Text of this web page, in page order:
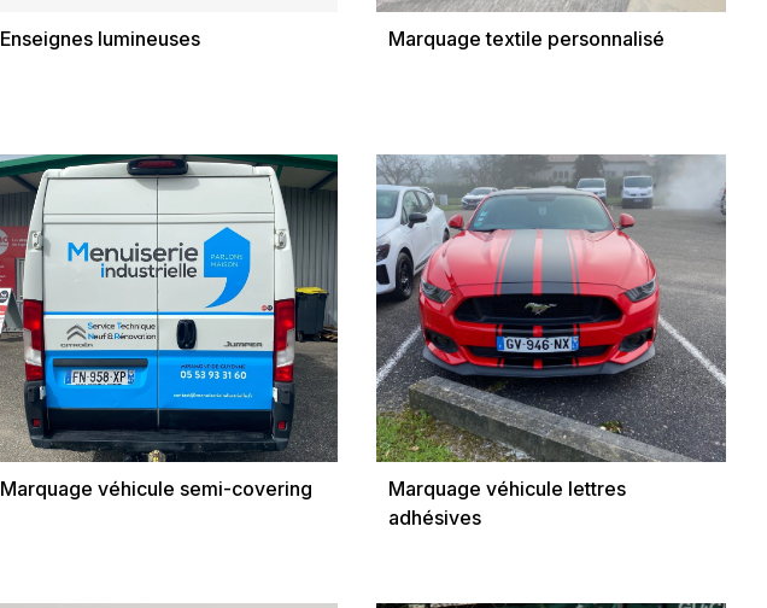
Enseignes lumineuses Marquage textile personnalisé
Marquage véhicule semi-covering
Marquage véhicule lettres
adhésives